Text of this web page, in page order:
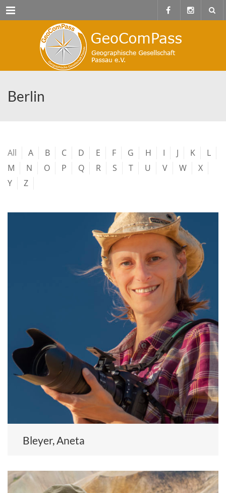
Menu
Berlin
All A B C D E F G H I J K
L
M
N O P Q R S T U V W
X
Y
Z
Bleyer, Aneta